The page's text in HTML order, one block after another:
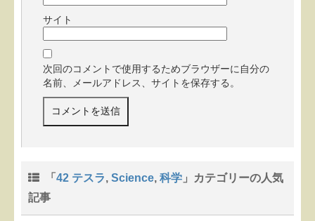
サイト
次回のコメントで使用するためブラウザーに自分の
名前、メールアドレス、サイトを保存する。
「 42 テスラ, Science, 科学 」カテゴリーの人気
記事